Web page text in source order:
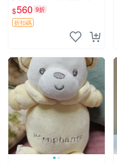
電腦玩具 安撫用品
$560 9折
折扣碼